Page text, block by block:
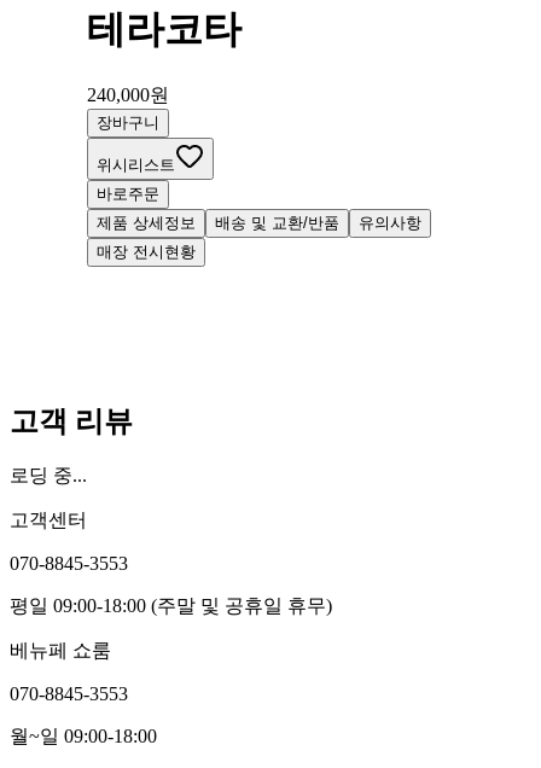
테라코타
240,000원
장바구니
위시리스트
바로주문
제품 상세정보
배송 및 교환/반품
유의사항
매장 전시현황
고객 리뷰
로딩 중...
고객센터
070-8845-3553
평일 09:00-18:00 (주말 및 공휴일 휴무)
베뉴페 쇼룸
070-8845-3553
월~일 09:00-18:00